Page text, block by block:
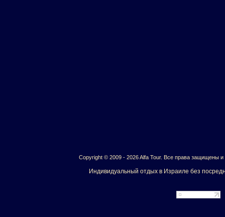
Copyright © 2009 - 2026 Alfa Tour. Все права защищены и
Индивидуальный отдых в Израиле без